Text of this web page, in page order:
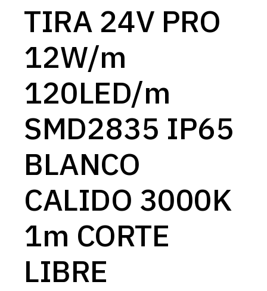
TIRA 24V PRO
12W/m
120LED/m
SMD2835 IP65
BLANCO
CALIDO 3000K
1m CORTE
LIBRE